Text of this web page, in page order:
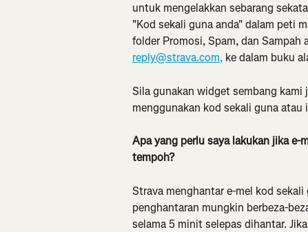
untuk mengelakkan sebarang
"Kod sekali guna anda" dalam peti
folder Promosi, Spam, dan Sampah
reply@strava.com, ke dalam buku
Sila gunakan widget sembang
menggunakan kod sekali guna
Apa yang perlu saya lakukan jika
tempoh?
Strava menghantar e-mel kod
penghantaran mungkin berbeza-
selama 5 minit selepas dihantar.